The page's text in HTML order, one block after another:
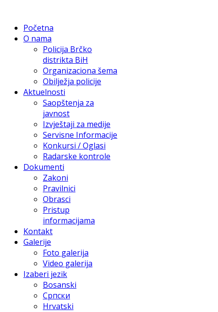
Početna
O nama
Policija Brčko
distrikta BiH
Organizaciona šema
Obilježja policije
Aktuelnosti
Saopštenja za
javnost
Izvještaji za medije
Servisne Informacije
Konkursi / Oglasi
Radarske kontrole
Dokumenti
Zakoni
Pravilnici
Obrasci
Pristup
informacijama
Kontakt
Galerije
Foto galerija
Video galerija
Izaberi jezik
Bosanski
Српски
Hrvatski